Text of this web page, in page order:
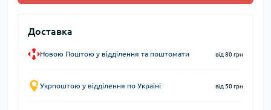
Доставка
Новою Поштою у відділення та поштомати від 80 грн
Укрпоштою у відділення по Україні від 50 грн